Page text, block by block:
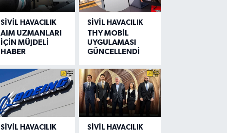
SIVIL HAVACILIK
AIM UZMANLARI
İÇİN MÜJDELİ
HABER
SIVIL HAVACILIK
THY MOBİL
UYGULAMASI
GÜNCELLENDİ
SIVIL HAVACILIK SIVIL HAVACILIK